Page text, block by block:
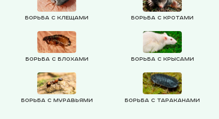
Борьба с клещами Борьба с кротами
Борьба с блохами Борьба с крысами
Борьба с муравьями Борьба с тараканами